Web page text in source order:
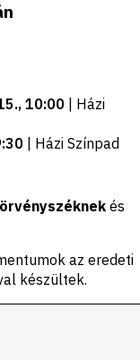
10:00 | Házi
| Házi Színpad
és
az eredeti
készültek.